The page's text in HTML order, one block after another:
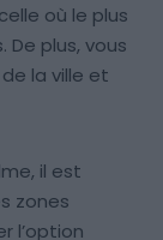
où le plus
plus, vous
la ville et
il est
zones
l’option